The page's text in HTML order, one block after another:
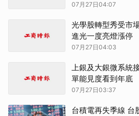
07月27日04:07
光學股轉型秀受市
進光一度亮燈漲停
07月27日04:03
上銀及大銀微系統
單能見度看到年底
07月27日03:37
台積電再失季線 台